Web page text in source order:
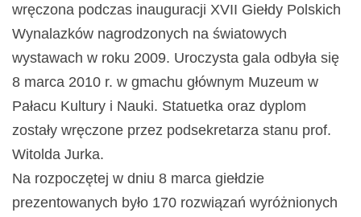
wręczona podczas inauguracji XVII Giełdy Polskich
Wynalazków nagrodzonych na światowych
wystawach w roku 2009. Uroczysta gala odbyła się
8 marca 2010 r. w gmachu głównym Muzeum w
Pałacu Kultury i Nauki. Statuetka oraz dyplom
zostały wręczone przez podsekretarza stanu prof.
Witolda Jurka.
Na rozpoczętej w dniu 8 marca giełdzie
prezentowanych było 170 rozwiązań wyróżnionych